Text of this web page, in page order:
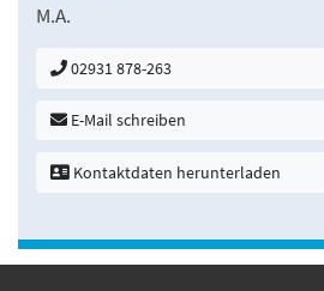
M.A.
02931 878-263
E-Mail schreiben
Kontaktdaten herunterladen